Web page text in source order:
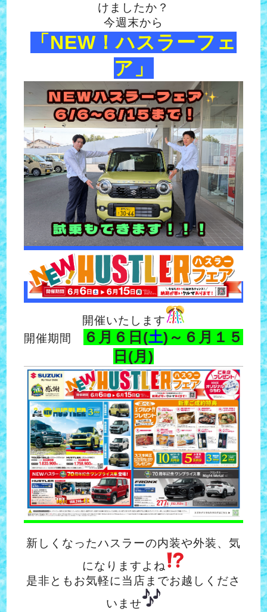
けましたか？
今週末から
「NEW！ハスラーフェ
ア」
開催いたします
開催期間
６月６日(土)～６月１５
日(月)
新しくなったハスラーの内装や外装、気
になりますよね
是非ともお気軽に当店までお越しくださ
いませ